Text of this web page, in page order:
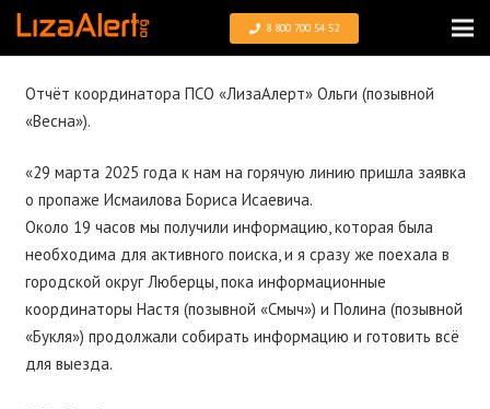
8 800 700 54 52
Отчёт координатора ПСО «ЛизаАлерт» Ольги (позывной
«Весна»).
«29 марта 2025 года к нам на горячую линию пришла заявка
о пропаже Исмаилова Бориса Исаевича.
Около 19 часов мы получили информацию, которая была
необходима для активного поиска, и я сразу же поехала в
городской округ Люберцы, пока информационные
координаторы Настя (позывной «Смыч») и Полина (позывной
«Букля») продолжали собирать информацию и готовить всё
для выезда.